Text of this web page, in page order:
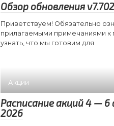
Обзор обновления v7.702
Приветствуем! Обязательно
прилагаемыми примечаниями к
узнать, что мы готовим для
Акции
Расписание акций 4 — 6
2026